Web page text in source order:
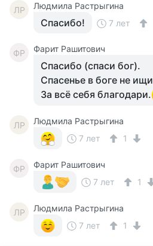
ЛР Людмила Растрыгина
Спасибо! 7 лет
ФР Фарит Рашитович
Спасибо (спаси бог).
Спасенье в боге не ищи
За всё себя благодари.
ЛР
Людмила Растрыгина
7 лет
1
ФР
Фарит Рашитович
7 лет
1
ЛР
Людмила Растрыгина
7 лет
1